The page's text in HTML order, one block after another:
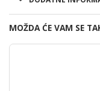
MOŽDA ĆE VAM SE